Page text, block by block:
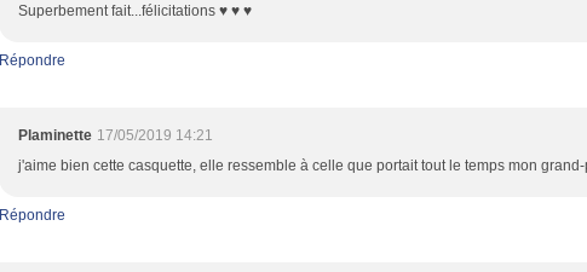
Superbement fait...félicitations ♥ ♥ ♥
Répondre
Plaminette 17/05/2019 14:21
j'aime bien cette casquette, elle ressemble à celle que portait tout le temps mon
Répondre